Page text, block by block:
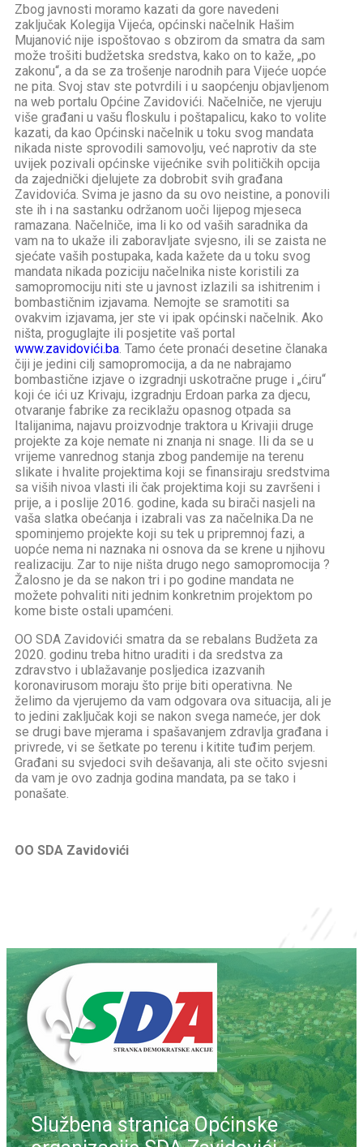
Zbog javnosti moramo kazati da gore navedeni
zaključak Kolegija Vijeća, općinski načelnik Hašim
Mujanović nije ispoštovao s obzirom da smatra da sam
može trošiti budžetska sredstva, kako on to kaže, „po
zakonu“, a da se za trošenje narodnih para Vijeće uopće
ne pita. Svoj stav ste potvrdili i u saopćenju objavljenom
na web portalu Općine Zavidovići. Načelniče, ne vjeruju
više građani u vašu floskulu i poštapalicu, kako to volite
kazati, da kao Općinski načelnik u toku svog mandata
nikada niste sprovodili samovolju, već naprotiv da ste
uvijek pozivali općinske vijećnike svih političkih opcija
da zajednički djelujete za dobrobit svih građana
Zavidovića. Svima je jasno da su ovo neistine, a ponovili
ste ih i na sastanku održanom uoči lijepog mjeseca
ramazana. Načelniče, ima li ko od vaših saradnika da
vam na to ukaže ili zaboravljate svjesno, ili se zaista ne
sjećate vaših postupaka, kada kažete da u toku svog
mandata nikada poziciju načelnika niste koristili za
samopromociju niti ste u javnost izlazili sa ishitrenim i
bombastičnim izjavama. Nemojte se sramotiti sa
ovakvim izjavama, jer ste vi ipak općinski načelnik. Ako
ništa, proguglajte ili posjetite vaš portal
www.zavidovići.ba . Tamo ćete pronaći desetine članaka
čiji je jedini cilj samopromocija, a da ne nabrajamo
bombastične izjave o izgradnji uskotračne pruge i „ćiru“
koji će ići uz Krivaju, izgradnju Erdoan parka za djecu,
otvaranje fabrike za reciklažu opasnog otpada sa
Italijanima, najavu proizvodnje traktora u Krivajii druge
projekte za koje nemate ni znanja ni snage. Ili da se u
vrijeme vanrednog stanja zbog pandemije na terenu
slikate i hvalite projektima koji se finansiraju sredstvima
sa viših nivoa vlasti ili čak projektima koji su završeni i
prije, a i poslije 2016. godine, kada su birači nasjeli na
vaša slatka obećanja i izabrali vas za načelnika.Da ne
spominjemo projekte koji su tek u pripremnoj fazi, a
uopće nema ni naznaka ni osnova da se krene u njihovu
realizaciju. Zar to nije ništa drugo nego samopromocija ?
Žalosno je da se nakon tri i po godine mandata ne
možete pohvaliti niti jednim konkretnim projektom po
kome biste ostali upamćeni.
OO SDA Zavidovići smatra da se rebalans Budžeta za
2020. godinu treba hitno uraditi i da sredstva za
zdravstvo i ublažavanje posljedica izazvanih
koronavirusom moraju što prije biti operativna. Ne
želimo da vjerujemo da vam odgovara ova situacija, ali je
to jedini zaključak koji se nakon svega nameće, jer dok
se drugi bave mjerama i spašavanjem zdravlja građana i
privrede, vi se šetkate po terenu i kitite tuđim perjem.
Građani su svjedoci svih dešavanja, ali ste očito svjesni
da vam je ovo zadnja godina mandata, pa se tako i
ponašate.
OO SDA Zavidovići
Službena stranica Općinske